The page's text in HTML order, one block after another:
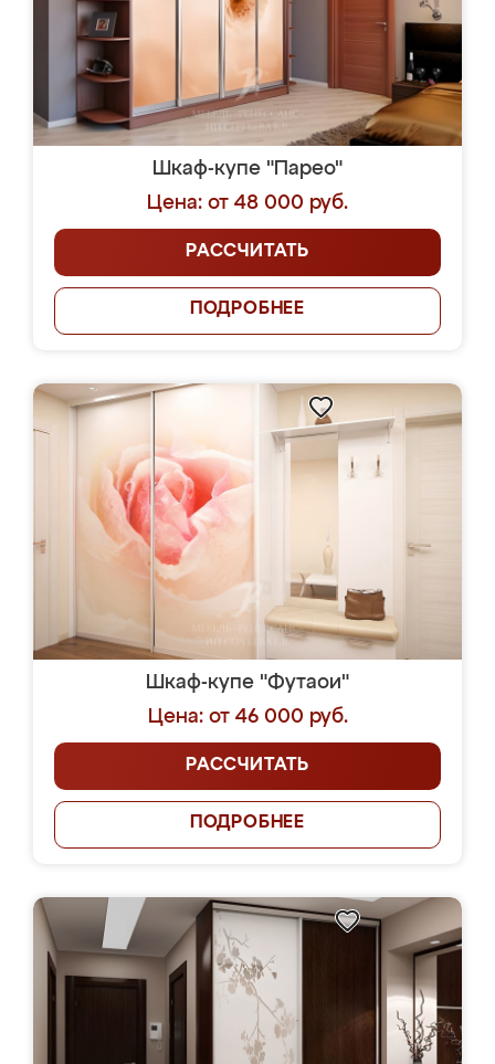
Шкаф-купе "Парео"
Цена: от 48 000 руб.
РАССЧИТАТЬ
ПОДРОБНЕЕ
Шкаф-купе "Футаои"
Цена: от 46 000 руб.
РАССЧИТАТЬ
ПОДРОБНЕЕ